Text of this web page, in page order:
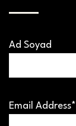
Ad Soyad
Email Address*